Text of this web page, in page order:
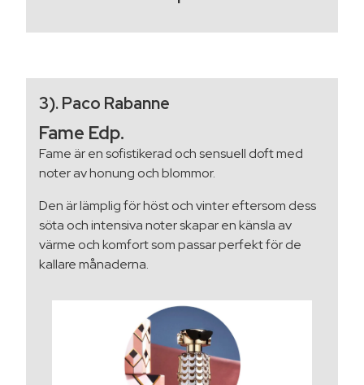
3). Paco Rabanne
Fame Edp.
Fame är en sofistikerad och sensuell doft med
noter av honung och blommor.
Den är lämplig för höst och vinter eftersom dess
söta och intensiva noter skapar en känsla av
värme och komfort som passar perfekt för de
kallare månaderna.